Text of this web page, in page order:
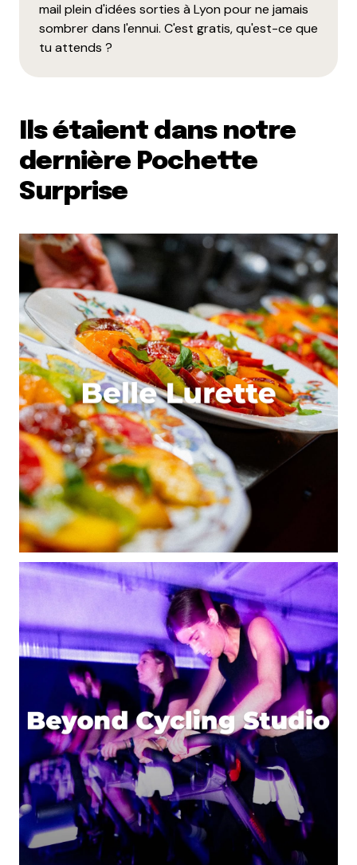
mail plein d'idées sorties à Lyon pour ne jamais
sombrer dans l'ennui. C'est gratis, qu'est-ce que
tu attends ?
Ils étaient dans notre
dernière Pochette
Surprise